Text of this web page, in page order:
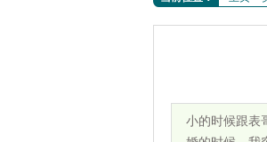
小的时候跟